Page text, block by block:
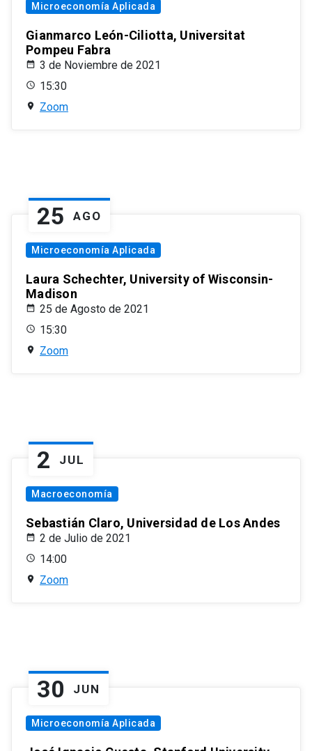
Microeconomía Aplicada
Gianmarco León-Ciliotta, Universitat
Pompeu Fabra
3 de Noviembre de 2021
15:30
Zoom
25 AGO
Microeconomía Aplicada
Laura Schechter, University of Wisconsin-
Madison
25 de Agosto de 2021
15:30
Zoom
2 JUL
Macroeconomía
Sebastián Claro, Universidad de Los Andes
2 de Julio de 2021
14:00
Zoom
30 JUN
Microeconomía Aplicada